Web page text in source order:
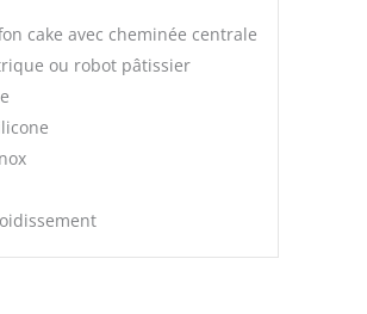
cake avec cheminée centrale
ou robot pâtissier